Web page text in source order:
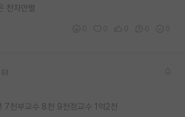
천차만별
7천부교수 8천 9천정교수 1억2천